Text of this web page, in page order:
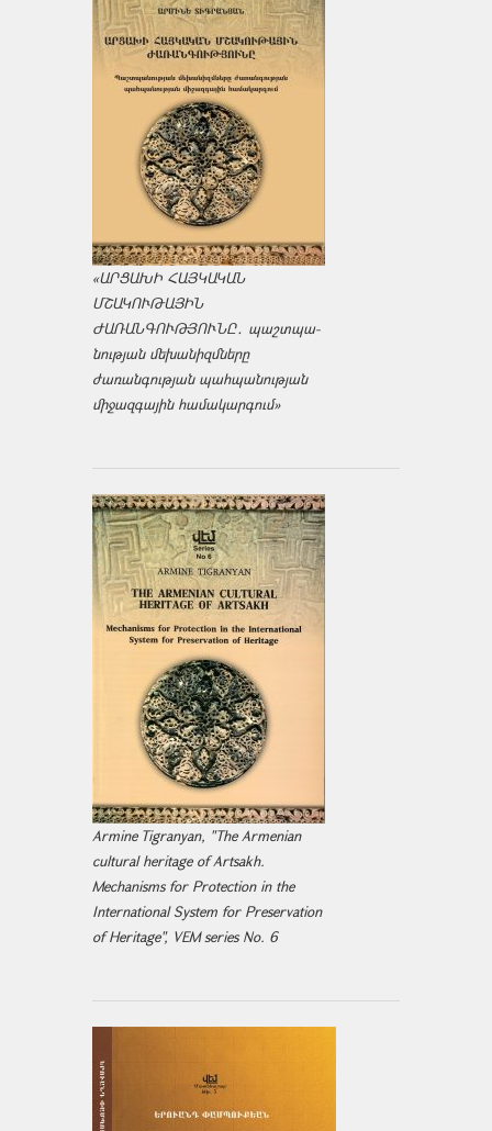
«ԱՐՑԱԽԻ ՀԱՅԿԱԿԱՆ
ՄՇԱԿՈՒԹԱՅԻՆ
ԺԱՌԱՆԳՈՒԹՅՈՒՆԸ․ պաշտպա­
նության մեխանիզմները
ժառանգության պահպանության
միջազ­գային համակարգում»
Armine Tigranyan, "The Armenian
cultural heritage of Artsakh.
Mechanisms for Protection in the
International System for Preservation
of Heritage", VEM series No. 6